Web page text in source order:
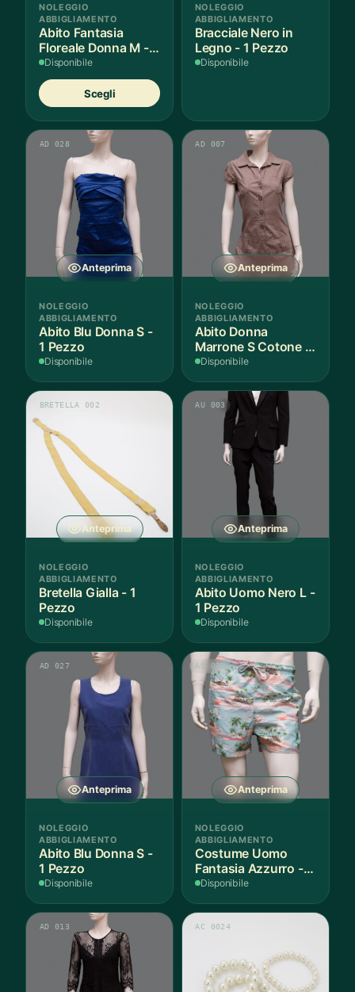
NOLEGGIO
ABBIGLIAMENTO
Abito Fantasia
Floreale Donna M - 1
Pezzo
Disponibile
Scegli
prodotto
ha
più
varianti.
pagina
prodotto
NOLEGGIO
ABBIGLIAMENTO
Bracciale Nero in
Legno - 1 Pezzo
Disponibile
Anteprima
AD 028
NOLEGGIO
ABBIGLIAMENTO
Abito Blu Donna S -
1 Pezzo
Disponibile
Anteprima
AD 007
NOLEGGIO
ABBIGLIAMENTO
Abito Donna
Marrone S Cotone -
1 Pezzo
Disponibile
Anteprima
BRETELLA 002
NOLEGGIO
ABBIGLIAMENTO
Bretella Gialla - 1
Pezzo
Disponibile
Anteprima
AU 003
NOLEGGIO
ABBIGLIAMENTO
Abito Uomo Nero L -
1 Pezzo
Disponibile
Anteprima
AD 027
NOLEGGIO
ABBIGLIAMENTO
Abito Blu Donna S -
1 Pezzo
Disponibile
Anteprima
AS 011
NOLEGGIO
ABBIGLIAMENTO
Costume Uomo
Fantasia Azzurro - 1
Pezzo
Disponibile
AD 013 AC 0024